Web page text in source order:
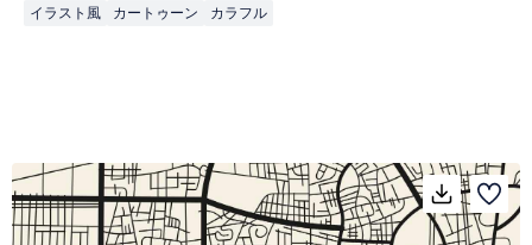
イラスト風 カートゥーン カラフル